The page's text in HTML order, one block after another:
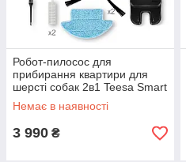
Робот-пилосос для
прибирання квартири для
шерсті собак 2в1 Teesa Smart
VAC 2
Немає в наявності
3 990 ₴